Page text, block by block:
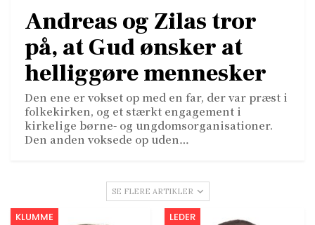
Andreas og Zilas tror
på, at Gud ønsker at
helliggøre mennesker
Den ene er vokset op med en far, der var præst i
folkekirken, og et stærkt engagement i
kirkelige børne- og ungdomsorganisationer.
Den anden voksede op uden…
SE FLERE ARTIKLER
KLUMME LEDER